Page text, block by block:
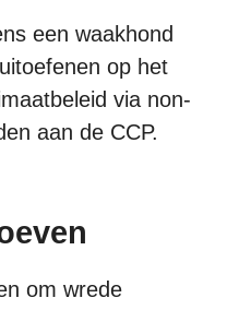
een waakhond
op het
via non-
aan de CCP.
om wrede